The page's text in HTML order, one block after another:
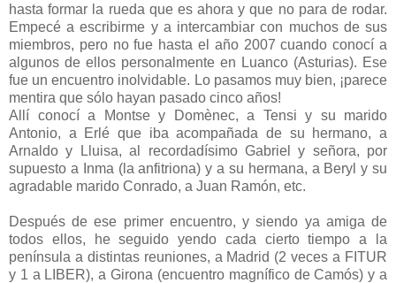
hasta formar la rueda que es ahora y que no para de rodar.
Empecé a escribirme y a intercambiar con muchos de sus
miembros, pero no fue hasta el año 2007 cuando conocí a
algunos de ellos personalmente en Luanco (Asturias). Ese
fue un encuentro inolvidable. Lo pasamos muy bien, ¡parece
mentira que sólo hayan pasado cinco años!
Allí conocí a Montse y Domènec, a Tensi y su marido
Antonio, a Erlé que iba acompañada de su hermano, a
Arnaldo y Lluisa, al recordadísimo Gabriel y señora, por
supuesto a Inma (la anfitriona) y a su hermana, a Beryl y su
agradable marido Conrado, a Juan Ramón, etc.
Después de ese primer encuentro, y siendo ya amiga de
todos ellos, he seguido yendo cada cierto tiempo a la
península a distintas reuniones, a Madrid (2 veces a FITUR
y 1 a LIBER), a Girona (encuentro magnífico de Camós) y a